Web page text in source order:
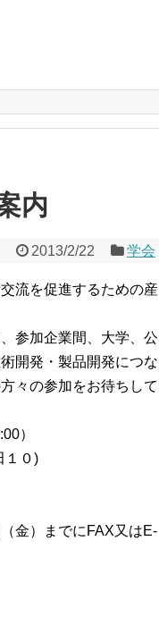
内
2013/2/22 学会
流を促進するための産
参加企業間、大学、公
開発・製品開発につな
々の参加をお待ちして
）
１０)
金）までにFAX又はE-